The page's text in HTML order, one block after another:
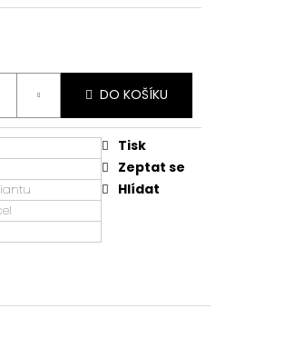
DO KOŠÍKU
Tisk
Zeptat se
Hlídat